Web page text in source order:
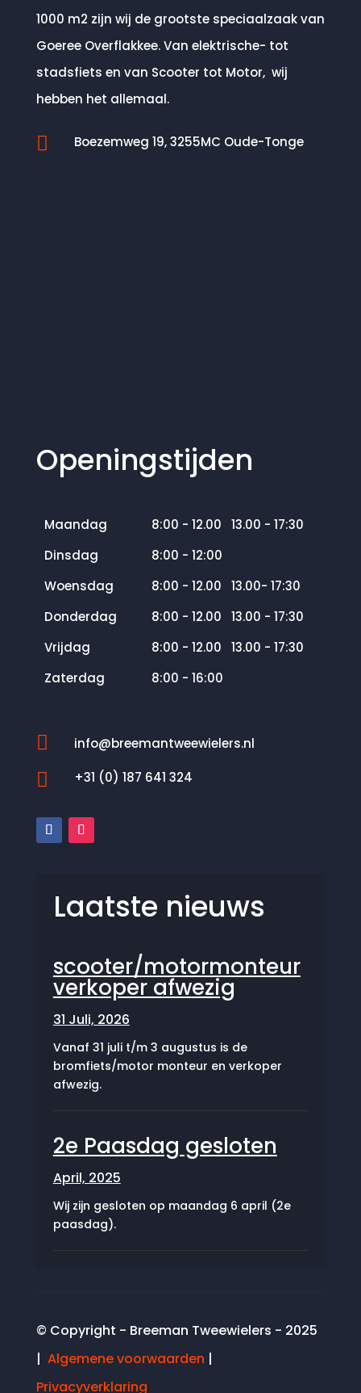
1000 m2 zijn wij de grootste speciaalzaak van
Goeree Overflakkee. Van elektrische- tot
stadsfiets en van Scooter tot Motor, wij
hebben het allemaal.
 Boezemweg 19, 3255MC Oude-Tonge
Openingstijden
Maandag
8:00 - 12.00 13.00 - 17:30
Dinsdag
8:00 - 12:00
Woensdag
8:00 - 12.00 13.00- 17:30
Donderdag
8:00 - 12.00 13.00 - 17:30
Vrijdag
8:00 - 12.00 13.00 - 17:30
Zaterdag
8:00 - 16:00
 info@breemantweewielers.nl
 +31 (0) 187 641 324
Laatste nieuws
scooter/motormonteur
verkoper afwezig
31 Juli, 2026
Vanaf 31 juli t/m 3 augustus is de
bromfiets/motor monteur en verkoper
afwezig.
2e Paasdag gesloten
April, 2025
Wij zijn gesloten op maandag 6 april (2e
paasdag).
© Copyright - Breeman Tweewielers - 2025
| Algemene voorwaarden |
Privacyverklaring